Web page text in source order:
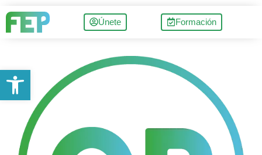
Únete Formación
Abrir barra de herramientas